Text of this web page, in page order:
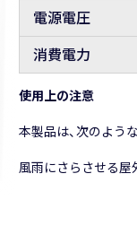
電源電圧
消費電力
使用上の注意
本製品は、次のよう
風雨にさらさせる